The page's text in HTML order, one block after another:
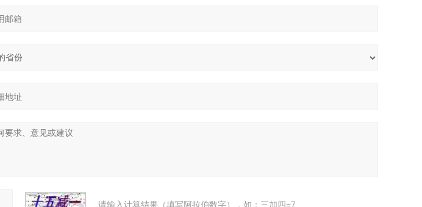
请输入计算结果（填写阿拉伯数字），如：三加四=7